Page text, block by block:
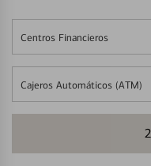
Centros Financieros
Cajeros Automáticos (ATM)
2